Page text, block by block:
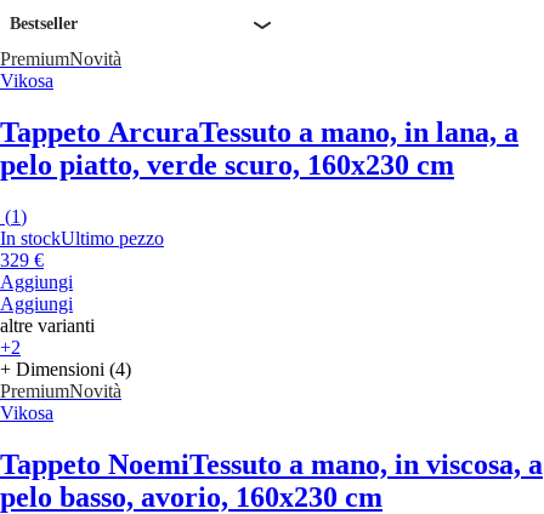
Bestseller
PremiumNovità
Vikosa
Tappeto ArcuraTessuto a mano, in lana, a
pelo piatto, verde scuro, 160x230 cm
(1)
In stockUltimo pezzo
329 €
Aggiungi
Aggiungi
altre varianti
+2
+ Dimensioni (4)
PremiumNovità
Vikosa
Tappeto NoemiTessuto a mano, in viscosa, a
pelo basso, avorio, 160x230 cm